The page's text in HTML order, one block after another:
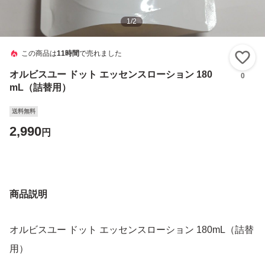
1/2
この商品は11時間で売れました
オルビスユー ドット エッセンスローション 180
mL（詰替用）
0
送料無料
2,990円
商品説明
オルビスユー ドット エッセンスローション 180mL（詰替
用）